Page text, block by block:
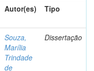
Autor(es) Tipo
Souza,
Marília
Trindade
de
Dissertação